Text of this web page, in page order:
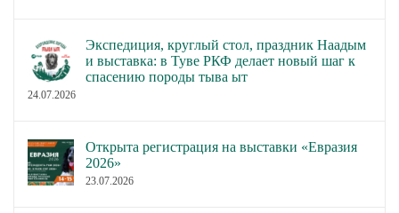
Экспедиция, круглый стол, праздник Наадым
и выставка: в Туве РКФ делает новый шаг к
спасению породы тыва ыт
24.07.2026
Открыта регистрация на выставки «Евразия
2026»
23.07.2026